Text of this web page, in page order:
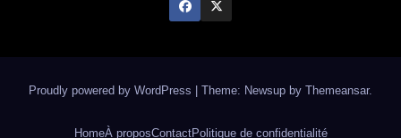
Proudly powered by WordPress Theme: Newsup by Themeansar.
HomeÀ proposContactPolitique de confidentialité